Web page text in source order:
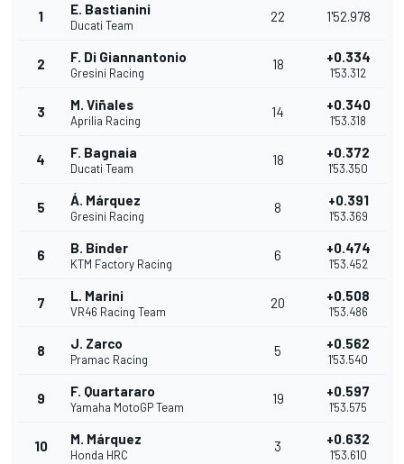
1 E. Bastianini
Ducati Team
22 1'52.978
2 F. Di Giannantonio
Gresini Racing
18 +0.334
1'53.312
3 M. Viñales
Aprilia Racing
14 +0.340
1'53.318
4 F. Bagnaia
Ducati Team
18 +0.372
1'53.350
5 Á. Márquez
Gresini Racing
8 +0.391
1'53.369
6 B. Binder
KTM Factory Racing
6 +0.474
1'53.452
7 L. Marini
VR46 Racing Team
20 +0.508
1'53.486
8 J. Zarco
Pramac Racing
5 +0.562
1'53.540
9 F. Quartararo
Yamaha MotoGP Team
19 +0.597
1'53.575
10 M. Márquez
Honda HRC
3 +0.632
1'53.610